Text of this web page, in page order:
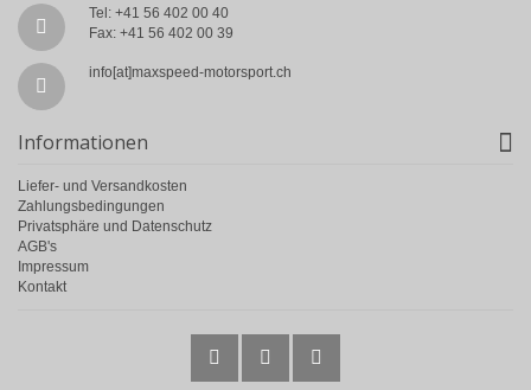
Tel: +41 56 402 00 40
Fax: +41 56 402 00 39
info[at]maxspeed-motorsport.ch
Informationen
Liefer- und Versandkosten
Zahlungsbedingungen
Privatsphäre und Datenschutz
AGB's
Impressum
Kontakt